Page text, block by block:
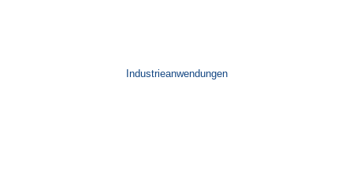
Industrieanwendungen